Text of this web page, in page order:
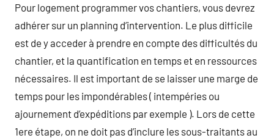
Pour logement programmer vos chantiers, vous devrez
adhérer sur un planning d’intervention. Le plus difficile
est de y acceder à prendre en compte des difficultés du
chantier, et la quantification en temps et en ressources
nécessaires. Il est important de se laisser une marge de
temps pour les impondérables ( intempéries ou
ajournement d’expéditions par exemple ). Lors de cette
1ere étape, on ne doit pas d’inclure les sous-traitants au